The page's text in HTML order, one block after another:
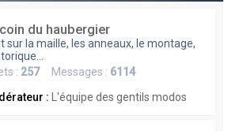
du haubergier
sur la maille, les anneaux, le montage,
: 257Messages : 6114
:
L'équipe des gentils modos